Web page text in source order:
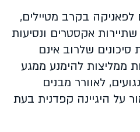
לפאניקה בקרב מטיילים,
אקסטרים ונסיעות
סיכונים שלרוב אינם
ממליצות להימנע ממגע
לאוורר מבנים
על היגיינה קפדנית בעת